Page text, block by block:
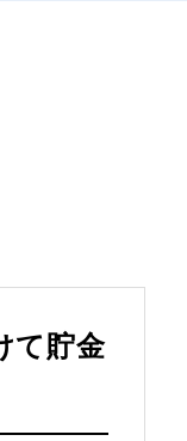
て貯金